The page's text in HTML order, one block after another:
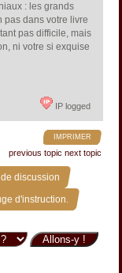
: les grands
pas dans votre livre
pas difficile, mais
ni votre si exquise
IP logged
IMPRIMER
previous topic next topic
discussion »
d'instruction.